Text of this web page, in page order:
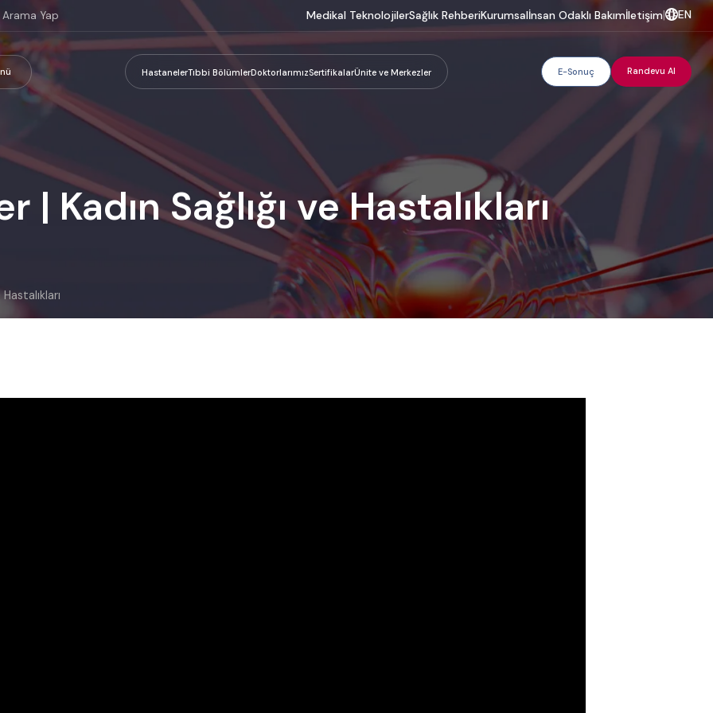
Medikal TeknolojilerSağlık RehberiKurumsalİnsan Odaklı Bakımİletişim| EN
HastanelerTıbbi BölümlerDoktorlarımızSertifikalarÜnite ve Merkezler E-Sonuç Randevu Al
| Kadın Sağlığı ve Hastalıkları